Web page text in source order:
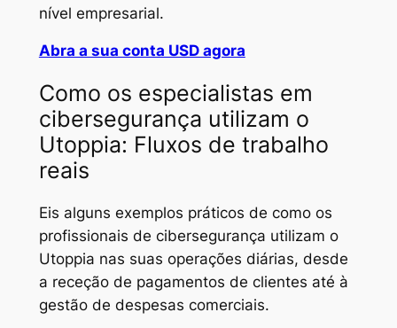
nível empresarial.
Abra a sua conta USD agora
Como os especialistas em
cibersegurança utilizam o
Utoppia: Fluxos de trabalho
reais
Eis alguns exemplos práticos de como os
profissionais de cibersegurança utilizam o
Utoppia nas suas operações diárias, desde
a receção de pagamentos de clientes até à
gestão de despesas comerciais.